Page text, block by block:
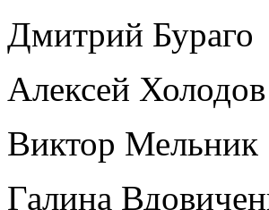
Дмитрий Бураго
Алексей Холодов
Виктор Мельник
Галина